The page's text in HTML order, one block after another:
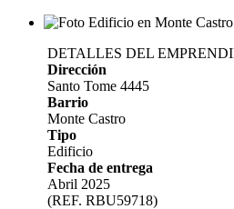
DETALLES DEL
Dirección
Santo Tome 4445
Barrio
Monte Castro
Tipo
Edificio
Fecha de entrega
Abril 2025
(REF. RBU59718)